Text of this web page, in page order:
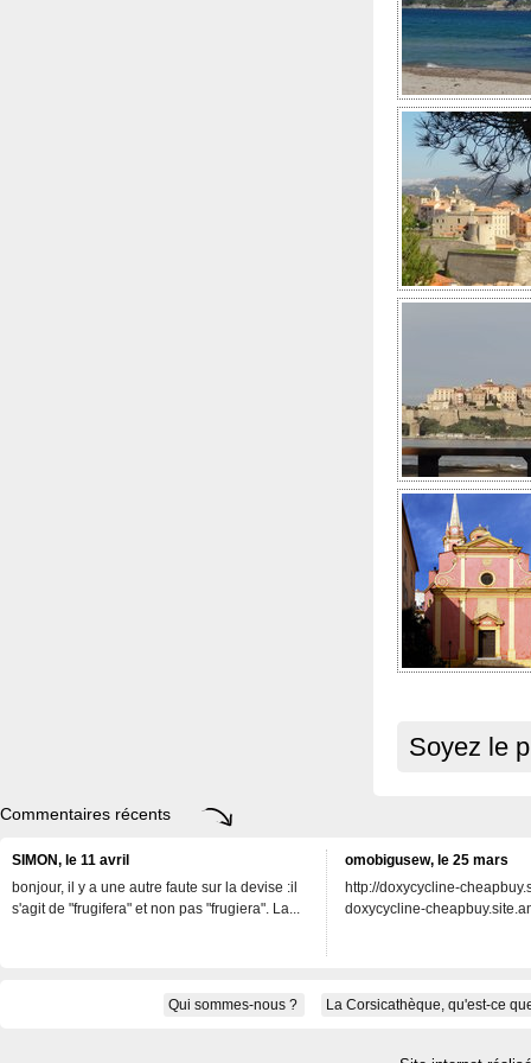
Soyez le
Commentaires récents
SIMON, le 11 avril
bonjour, il y a une autre faute sur la devise :il
s'agit de "frugifera" et non pas "frugiera". La...
omobigusew, le 25 mars
http://doxycycline-
doxycycline-
Qui sommes-nous ? La Corsicathèque, qu'est-ce